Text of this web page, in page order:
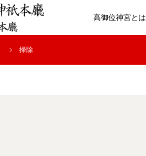
高御位神宮とは
掃除